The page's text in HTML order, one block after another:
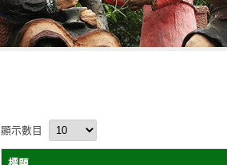
顯示數目